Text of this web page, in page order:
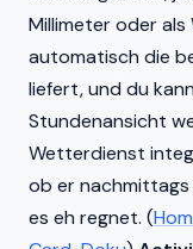
Millimeter oder als
automatisch die
liefert, und du
Stundenansicht
Wetterdienst
ob er
es eh regnet. (